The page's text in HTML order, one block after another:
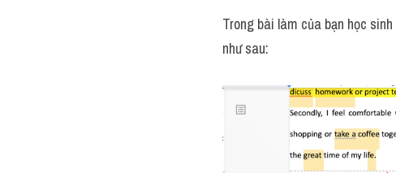
Trong bài làm của bạn học sinh
như sau: